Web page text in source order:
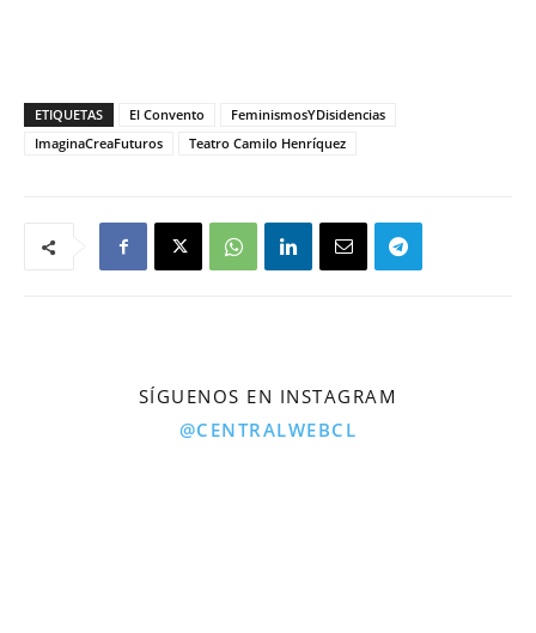
ETIQUETAS El Convento
FeminismosYDisidencias
ImaginaCreaFuturos
Teatro Camilo Henríquez
SÍGUENOS EN INSTAGRAM
@CENTRALWEBCL